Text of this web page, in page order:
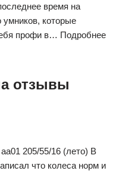
время на
которые
профи в… Подробнее
отзывы
205/55/16 (лето) В
что колеса норм и